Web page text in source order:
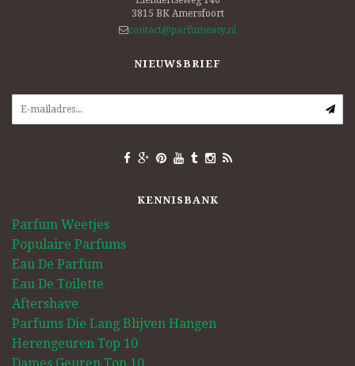
3815 BK Amersfoort
contact@parfumeasy.nl
NIEUWSBRIEF
KENNISBANK
Parfum Weetjes
Populaire Parfums
Eau De Parfum
Eau De Toilette
Aftershave
Parfums Die Lang Blijven Hangen
Herengeuren Top 10